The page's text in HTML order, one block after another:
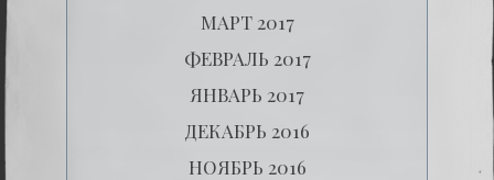
МАРТ 2017
ФЕВРАЛЬ 2017
ЯНВАРЬ 2017
ДЕКАБРЬ 2016
НОЯБРЬ 2016